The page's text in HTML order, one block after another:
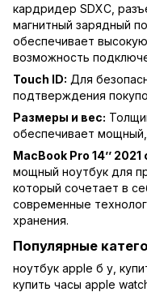
кардридер SDXC,
магнитный зарядный
обеспечивает
возможность
Touch ID: Для
подтверждения
Размеры и вес:
обеспечивает
MacBook Pro 14’’
мощный ноутбук для
который сочетает в
современные
хранения.
Популярные
ноутбук apple б у
купить часы apple